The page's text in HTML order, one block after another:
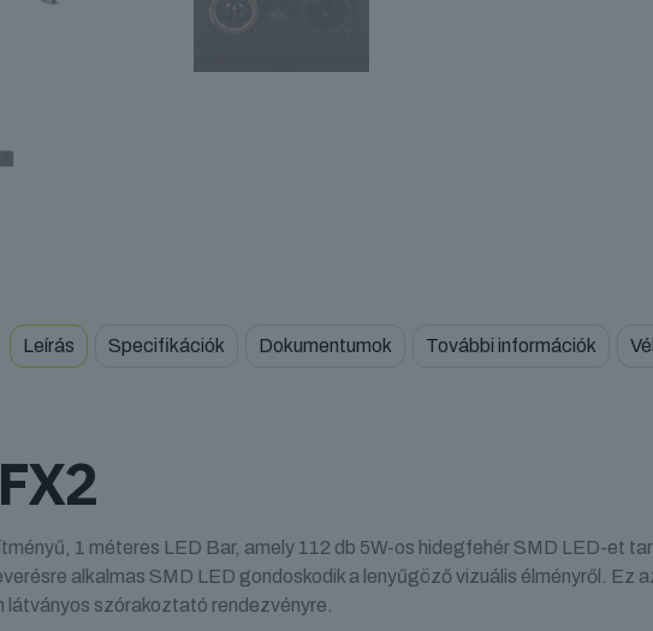
Leírás Specifikációk Dokumentumok További információk
1 méteres LED Bar, amely 112 db 5W-os hidegfehér SMD LED-et
alkalmas SMD LED gondoskodik a lenyűgöző vizuális élményről. Ez
szórakoztató rendezvényre.